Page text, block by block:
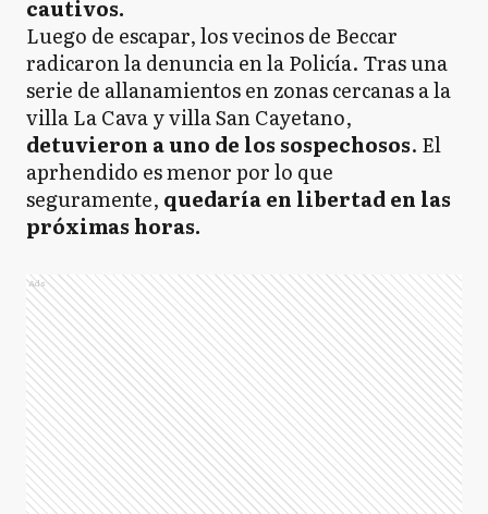
cautivos.
Luego de escapar, los vecinos de Beccar
radicaron la denuncia en la Policía. Tras una
serie de allanamientos en zonas cercanas a la
villa La Cava y villa San Cayetano,
detuvieron a uno de los sospechosos. El
aprhendido es menor por lo que
seguramente, quedaría en libertad en las
próximas horas.
Ads